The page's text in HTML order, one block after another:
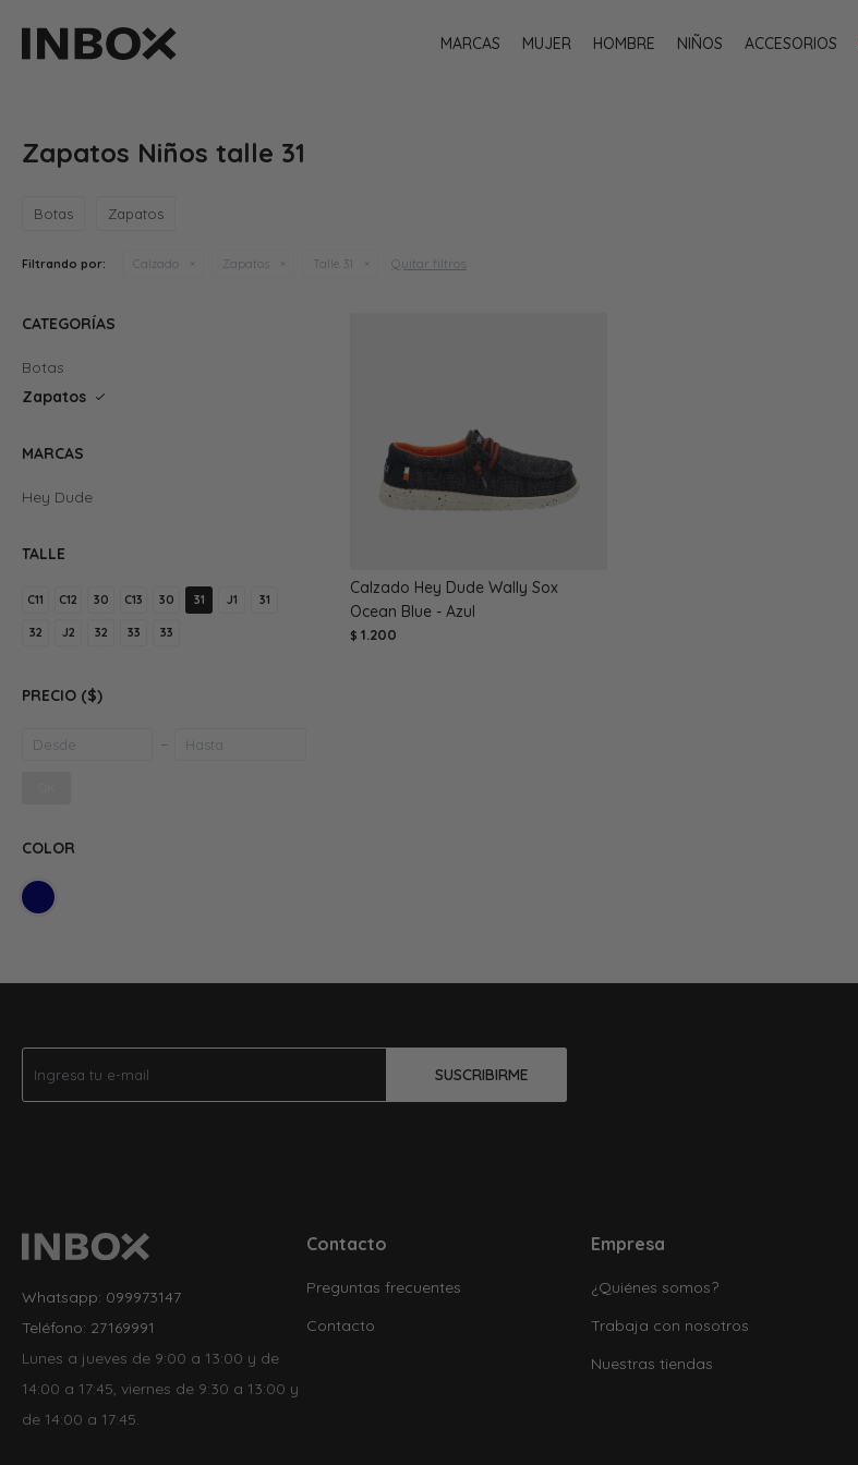
MARCAS MUJER HOMBRE NIÑOS ACCESORIOS
Zapatos Niños talle 31
Botas Zapatos
Filtrando por: Calzado Zapatos Talle 31 Quitar filtros
Calzado Hey Dude Wally Sox
Ocean Blue - Azul
$ 1.200
CATEGORÍAS
Botas
Zapatos
MARCAS
Hey Dude
TALLE
C11 C12 30 C13 30 31 J1 31
32 J2 32 33 33
PRECIO ($)
COLOR
SUSCRIBIRME
Whatsapp: 099973147
Teléfono: 27169991
Lunes a jueves de 9:00 a 13:00 y de
14:00 a 17:45, viernes de 9:30 a 13:00 y
de 14:00 a 17:45.
Contacto
Preguntas frecuentes
Contacto
Empresa
¿Quiénes somos?
Trabaja con nosotros
Nuestras tiendas